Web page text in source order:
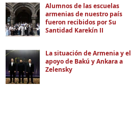
Alumnos de las escuelas
armenias de nuestro país
fueron recibidos por Su
Santidad Karekín II
La situación de Armenia y el
apoyo de Bakú y Ankara a
Zelensky